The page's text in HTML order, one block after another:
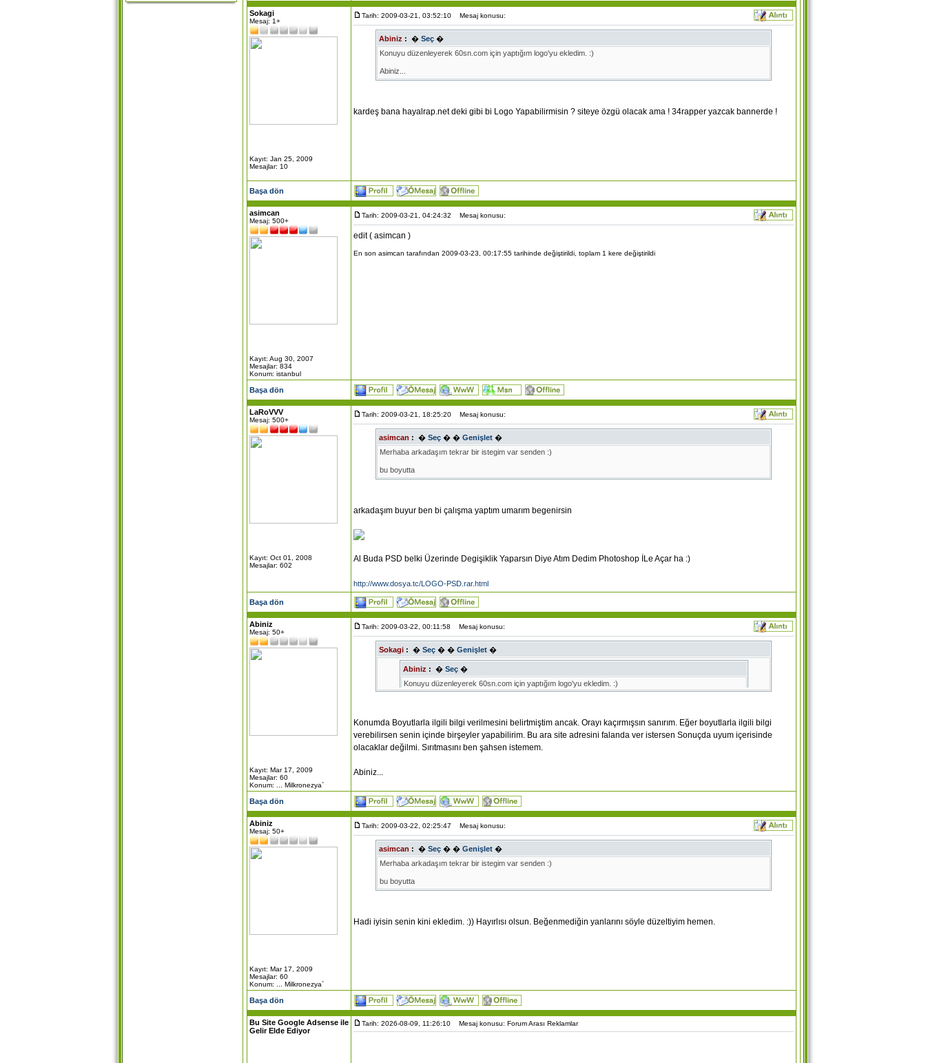
Sokagi
Mesaj: 1+
Kayıt: Jan 25, 2009
Mesajlar: 10
Tarih: 2009-03-21, 03:52:10 Mesaj konusu:
Abiniz : � Seç �
Konuyu düzenleyerek 60sn.com için yaptığım logo'yu ekledim. :)
Abiniz...
kardeş bana hayalrap.net deki gibi bi Logo Yapabilirmisin ? siteye özgü olacak ama ! 34rapper yazcak bannerde !
Başa dön
asimcan
Mesaj: 500+
Kayıt: Aug 30, 2007
Mesajlar: 834
Konum: istanbul
Tarih: 2009-03-21, 04:24:32 Mesaj konusu:
edit ( asimcan )
En son asimcan tarafından 2009-03-23, 00:17:55 tarihinde değiştirildi, toplam 1 kere değiştirildi
Başa dön
LaRoVVV
Mesaj: 500+
Kayıt: Oct 01, 2008
Mesajlar: 602
Tarih: 2009-03-21, 18:25:20 Mesaj konusu:
asimcan : � Seç � � Genişlet �
Merhaba arkadaşım tekrar bir istegim var senden :)
bu boyutta
www.ahmet-oglan.com
isminde. Köy bilgileri; Çorum Merkez iline bağlı bir köy Ahmetoğlan Köyü.. Sen kafana göre
güzel birşey yaparmısın? teşekkürler biraz rehin aldım seni ama :) müsait olursan tabiki.. Kolay gelsin..
arkadaşım buyur ben bi çalışma yaptım umarım begenirsin
Al Buda PSD belki Üzerinde Degişiklik Yaparsın Diye Atım Dedim Photoshop İLe Açar ha :)
http://www.dosya.tc/LOGO-PSD.rar.html
Başa dön
Abiniz
Mesaj: 50+
Kayıt: Mar 17, 2009
Mesajlar: 60
Konum: ... Milkronezya`
Tarih: 2009-03-22, 00:11:58 Mesaj konusu:
Sokagi : � Seç � � Genişlet �
Abiniz : � Seç�
Konuyu düzenleyerek 60sn.com için yaptığım logo'yu ekledim. :)
kardeş bana hayalrap.net deki gibi bi Logo Yapabilirmisin ? siteye özgü olacak ama ! 34rapper yazcak
bannerde !
Konumda Boyutlarla ilgili bilgi verilmesini belirtmiştim ancak. Orayı kaçırmışsın sanırım. Eğer boyutlarla ilgili bilgi
verebilirsen senin içinde birşeyler yapabilirim. Bu ara site adresini falanda ver istersen Sonuçda uyum içerisinde
olacaklar değilmi. Sırıtmasını ben şahsen istemem.
Abiniz...
Başa dön
Abiniz
Mesaj: 50+
Kayıt: Mar 17, 2009
Mesajlar: 60
Konum: ... Milkronezya`
Tarih: 2009-03-22, 02:25:47 Mesaj konusu:
asimcan : � Seç � � Genişlet �
Merhaba arkadaşım tekrar bir istegim var senden :)
bu boyutta
www.ahmet-oglan.com isminde. Köy bilgileri; Çorum Merkez iline bağlı bir köy Ahmetoğlan Köyü.. Sen kafana göre
güzel birşey yaparmısın? teşekkürler biraz rehin aldım seni ama :) müsait olursan tabiki.. Kolay gelsin..
http://www.ahmet-oglan.com/galeri/albums/userpics/10001/album9.JPG
http://www.ahmet-oglan.com/galeri/albums/userpics/10001/album14.JPG
Hadi iyisin senin kini ekledim. :)) Hayırlısı olsun. Beğenmediğin yanlarını söyle düzeltiyim hemen.
Başa dön
Bu Site Google Adsense ile
Gelir Elde Ediyor
Tarih: 2026-08-09, 11:26:10 Mesaj konusu: Forum Arası Reklamlar